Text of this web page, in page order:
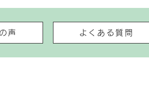
声 よくある質問